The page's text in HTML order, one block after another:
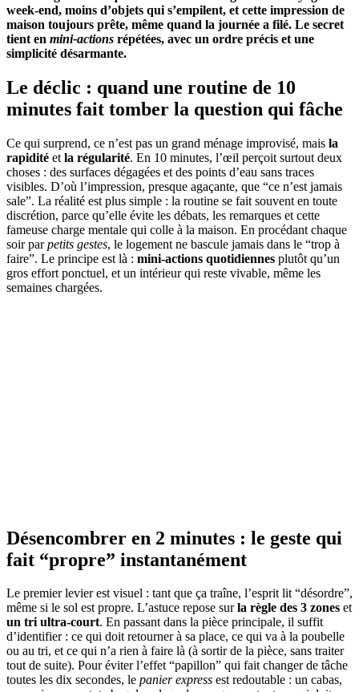
week-end, moins d’objets qui s’empilent, et cette impression de
maison toujours prête, même quand la journée a filé. Le secret
tient en mini-actions répétées, avec un ordre précis et une
simplicité désarmante.
Le déclic : quand une routine de 10
minutes fait tomber la question qui fâche
Ce qui surprend, ce n’est pas un grand ménage improvisé, mais la
rapidité et la régularité. En 10 minutes, l’œil perçoit surtout deux
choses : des surfaces dégagées et des points d’eau sans traces
visibles. D’où l’impression, presque agaçante, que “ce n’est jamais
sale”. La réalité est plus simple : la routine se fait souvent en toute
discrétion, parce qu’elle évite les débats, les remarques et cette
fameuse charge mentale qui colle à la maison. En procédant chaque
soir parpetits gestes, le logement ne bascule jamais dans le “trop à
faire”. Le principe est là : mini-actions quotidiennes plutôt qu’un
gros effort ponctuel, et un intérieur qui reste vivable, même les
semaines chargées.
Désencombrer en 2 minutes : le geste qui
fait “propre” instantanément
Le premier levier est visuel : tant que ça traîne, l’esprit lit “désordre”,
même si le sol est propre. L’astuce repose surla règle des 3 zones et
un tri ultra-court. En passant dans la pièce principale, il suffit
d’identifier : ce qui doit retourner à sa place, ce qui va à la poubelle
ou au tri, et ce qui n’a rien à faire là (à sortir de la pièce, sans traiter
tout de suite). Pour éviter l’effet “papillon” qui fait changer de tâche
toutes les dix secondes, le panier express est redoutable : un cabas,